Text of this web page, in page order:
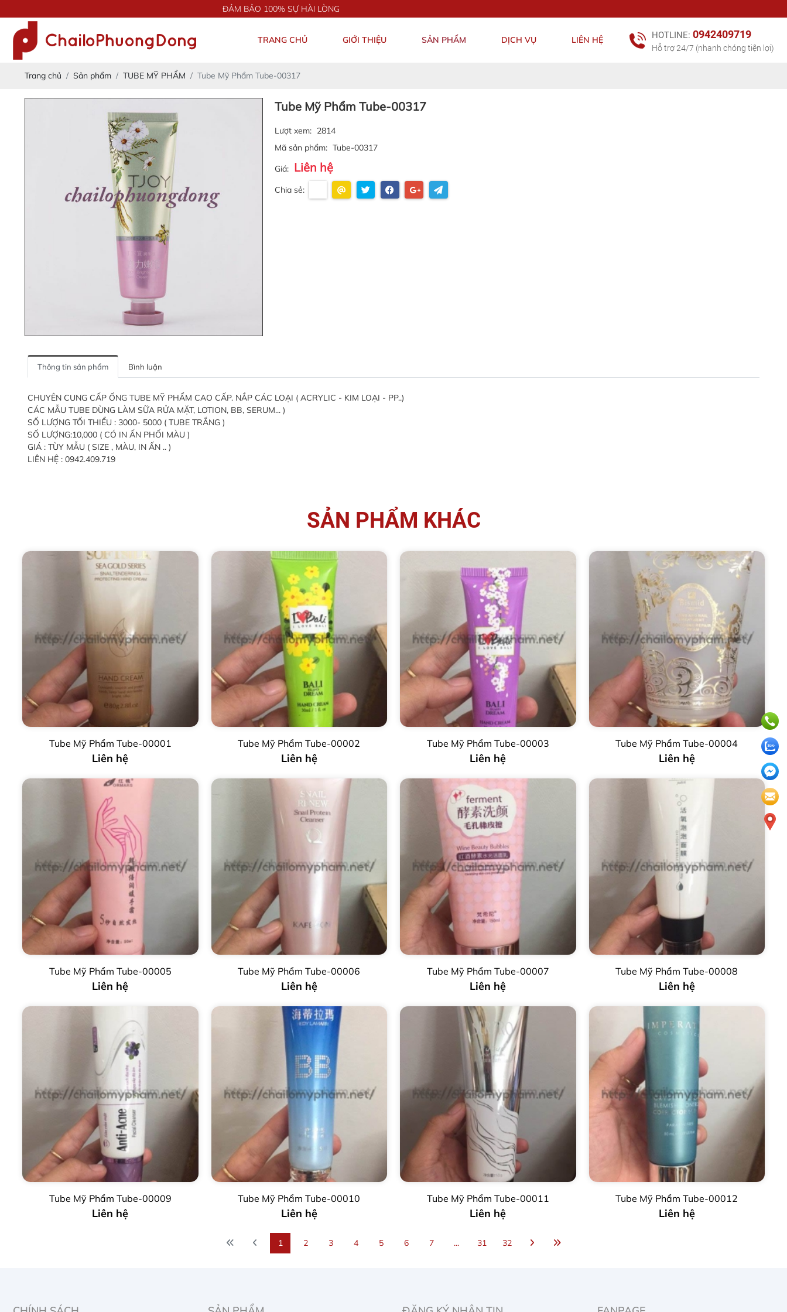
ĐẢM BẢO 100% SỰ HÀI LÒNG
TRANG CHỦ GIỚI THIỆU SẢN PHẨM DỊCH VỤ LIÊN HỆ HOTLINE: 0942409719
Hỗ trợ 24/7 (nhanh chóng tiện lợi)
Trang chủ Sản phẩm TUBE MỸ PHẨM Tube Mỹ Phẩm Tube-00317
Tube Mỹ Phẩm Tube-00317
Lượt xem: 2814
Mã sản phẩm: Tube-00317
Giá: Liên hệ
Chia sẻ:
Thông tin sản phẩm Bình luận
CHUYÊN CUNG CẤP ỐNG TUBE MỸ PHẨM CAO CẤP. NẮP CÁC LOẠI ( ACRYLIC - KIM LOẠI - PP..)
CÁC MẪU TUBE DÙNG LÀM SỮA RỬA MẶT, LOTION, BB, SERUM... )
SỐ LƯỢNG TỐI THIỂU : 3000- 5000 ( TUBE TRẮNG )
SỐ LƯỢNG:10,000 ( CÓ IN ẤN PHỐI MÀU )
GIÁ : TÙY MẪU ( SIZE , MÀU, IN ẤN .. )
LIÊN HỆ : 0942.409.719
SẢN PHẨM KHÁC
Tube Mỹ Phẩm Tube-00001
Liên hệ
Tube Mỹ Phẩm Tube-00002
Liên hệ
Tube Mỹ Phẩm Tube-00003
Liên hệ
Tube Mỹ Phẩm Tube-00004
Liên hệ
Tube Mỹ Phẩm Tube-00005
Liên hệ
Tube Mỹ Phẩm Tube-00006
Liên hệ
Tube Mỹ Phẩm Tube-00007
Liên hệ
Tube Mỹ Phẩm Tube-00008
Liên hệ
Tube Mỹ Phẩm Tube-00009
Liên hệ
Tube Mỹ Phẩm Tube-00010
Liên hệ
Tube Mỹ Phẩm Tube-00011
Liên hệ
Tube Mỹ Phẩm Tube-00012
Liên hệ
1 2 3 4 5 6 7 ... 31 32